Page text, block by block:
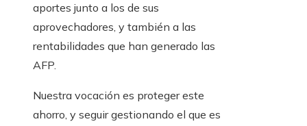
aportes junto a los de sus
aprovechadores, y también a las
rentabilidades que han generado las
AFP.
Nuestra vocación es proteger este
ahorro, y seguir gestionando el que es